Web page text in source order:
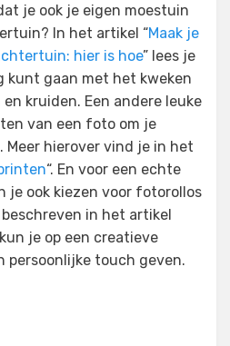
je ook je eigen moestuin
In het artikel “Maak je
hier is hoe” lees je
kunt gaan met het kweken
kruiden. Een andere leuke
van een foto om je
hierover vind je in het
“. En voor een echte
je ook kiezen voor fotorollos
in het artikel
kun je op een creatieve
persoonlijke touch geven.